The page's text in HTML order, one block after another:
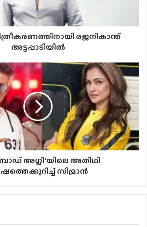
രജനികാന്ത്
അട്ടപ്പാടിയില്‍
അ​ഗ്ലി'യിലെ അതിഥി
സിമ്രാൻ